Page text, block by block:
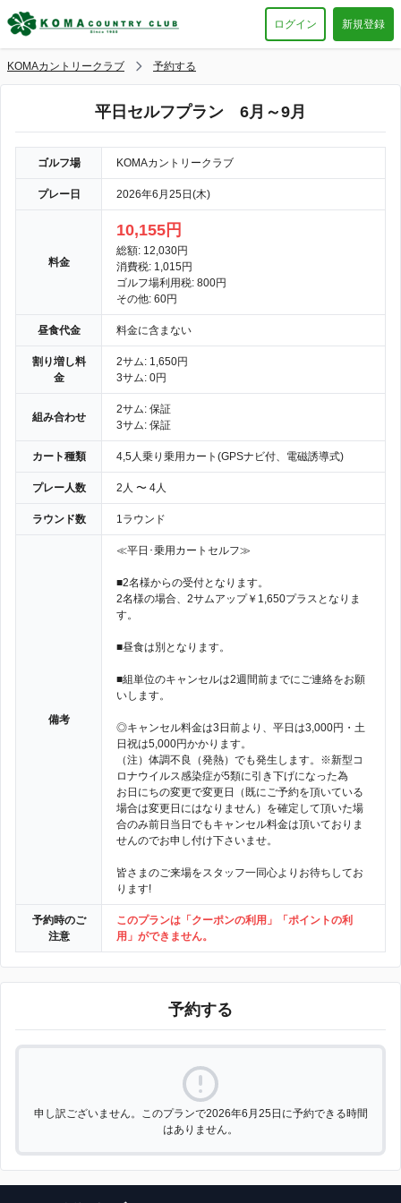
ログイン 新規登録
KOMAカントリークラブ 予約する
平日セルフプラン 6月～9月
ゴルフ場 KOMAカントリークラブ
プレー日 2026年6月25日(木)
料金
10,155円
総額: 12,030円
消費税: 1,015円
ゴルフ場利用税: 800円
その他: 60円
昼食代金 料金に含まない
割り増し料
金
2サム: 1,650円
3サム: 0円
組み合わせ
2サム: 保証
3サム: 保証
カート種類 4,5人乗り乗用カート(GPSナビ付、電磁誘導式)
プレー人数 2人 〜 4人
ラウンド数 1ラウンド
備考
≪平日･乗用カートセルフ≫
■2名様からの受付となります。
2名様の場合、2サムアップ￥1,650プラスとなりま
す。
■昼食は別となります。
■組単位のキャンセルは2週間前までにご連絡をお願
いします。
◎キャンセル料金は3日前より、平日は3,000円・土
日祝は5,000円かかります。
（注）体調不良（発熱）でも発生します。※新型コ
ロナウイルス感染症が5類に引き下げになった為
お日にちの変更で変更日（既にご予約を頂いている
場合は変更日にはなりません）を確定して頂いた場
合のみ前日当日でもキャンセル料金は頂いておりま
せんのでお申し付け下さいませ。
皆さまのご来場をスタッフ一同心よりお待ちしてお
ります!
予約時のご
注意
このプランは「クーポンの利用」「ポイントの利
用」ができません。
予約する
申し訳ございません。このプランで2026年6月25日に予約できる時間
はありません。